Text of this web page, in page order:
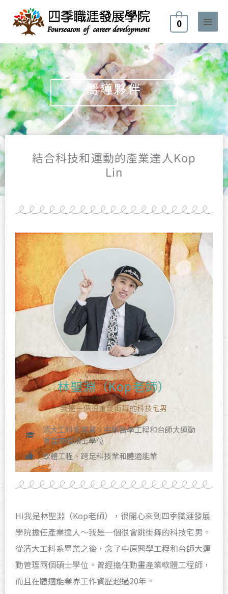
內
容
0
嚮導夥伴
結合科技和運動的產業達人Kop
Lin
林聖淵（Kop老師）
我是一個很會跳街舞的科技宅男
清大工科系畢業、中原醫學工程和台師大運動
管理兩個碩士學位
軟體工程、跨足科技業和體適能業
Hi我是林聖淵（Kop老師），很開心來到四季職涯發展
學院擔任產業達人～我是一個很會跳街舞的科技宅男。
從清大工科系畢業之後，念了中原醫學工程和台師大運
動管理兩個碩士學位。曾經擔任動畫產業軟體工程師，
而且在體適能業界工作資歷超過20年。